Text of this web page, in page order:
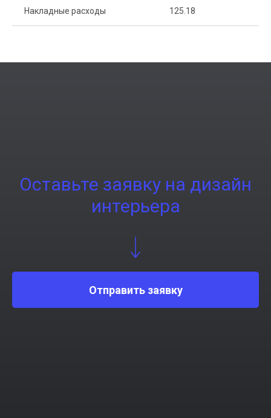
Накладные расходы 125.18
Оставьте заявку на дизайн
интерьера
Отправить заявку